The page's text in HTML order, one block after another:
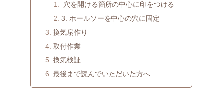
穴を開ける箇所の中心に印をつける
3. ホールソーを中心の穴に固定
換気扇作り
取付作業
換気検証
最後まで読んでいただいた方へ